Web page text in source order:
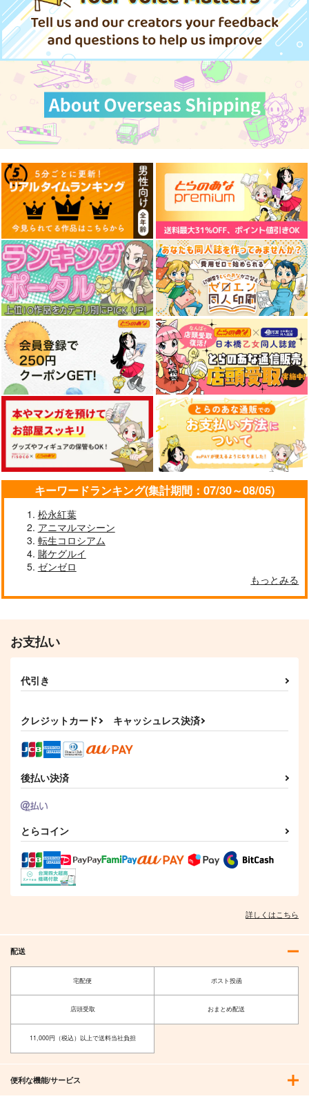
キーワードランキング(集計期間：07/30～08/05)
松永紅葉
アニマルマシーン
転生コロシアム
賭ケグルイ
ゼンゼロ
もっとみる
お支払い
代引き
クレジットカード キャッシュレス決済
後払い決済
とらコイン
詳しくはこちら
配送
宅配便 ポスト投函
店頭受取 おまとめ配送
11,000円（税込）以上で送料当社負担
便利な機能/サービス